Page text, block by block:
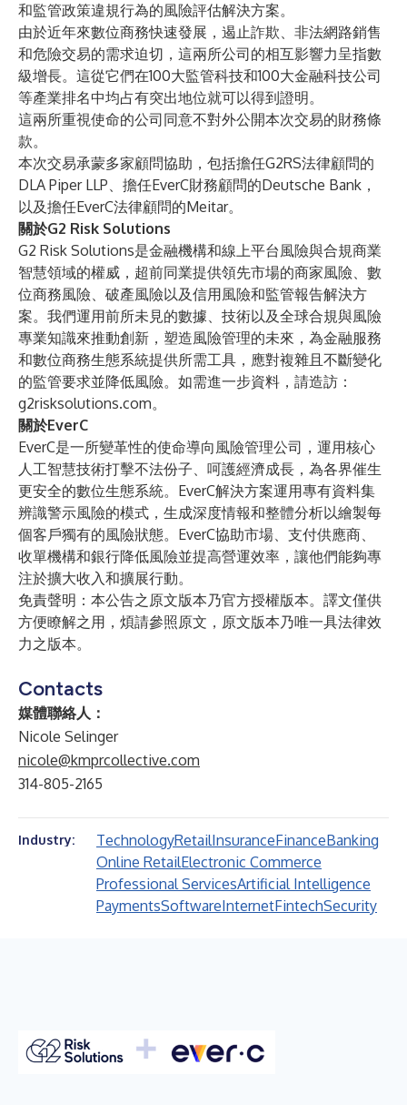
和監管政策違規行為的風險評估解決方案。
由於近年來數位商務快速發展，遏止詐欺、非法網路銷售
和危險交易的需求迫切，這兩所公司的相互影響力呈指數
級增長。這從它們在100大監管科技和100大金融科技公司
等產業排名中均占有突出地位就可以得到證明。
這兩所重視使命的公司同意不對外公開本次交易的財務條
款。
本次交易承蒙多家顧問協助，包括擔任G2RS法律顧問的
DLA Piper LLP、擔任EverC財務顧問的Deutsche Bank，
以及擔任EverC法律顧問的Meitar。
關於G2 Risk Solutions
G2 Risk Solutions是金融機構和線上平台風險與合規商業
智慧領域的權威，超前同業提供領先市場的商家風險、數
位商務風險、破產風險以及信用風險和監管報告解決方
案。我們運用前所未見的數據、技術以及全球合規與風險
專業知識來推動創新，塑造風險管理的未來，為金融服務
和數位商務生態系統提供所需工具，應對複雜且不斷變化
的監管要求並降低風險。如需進一步資料，請造訪：
g2risksolutions.com。
關於EverC
EverC是一所變革性的使命導向風險管理公司，運用核心
人工智慧技術打擊不法份子、呵護經濟成長，為各界催生
更安全的數位生態系統。EverC解決方案運用專有資料集
辨識警示風險的模式，生成深度情報和整體分析以繪製每
個客戶獨有的風險狀態。EverC協助市場、支付供應商、
收單機構和銀行降低風險並提高營運效率，讓他們能夠專
注於擴大收入和擴展行動。
免責聲明：本公告之原文版本乃官方授權版本。譯文僅供
方便瞭解之用，煩請參照原文，原文版本乃唯一具法律效
力之版本。
Contacts
媒體聯絡人：
Nicole Selinger
nicole@kmprcollective.com
314-805-2165
Industry: TechnologyRetailInsuranceFinanceBanking
Online RetailElectronic Commerce
Professional ServicesArtificial Intelligence
PaymentsSoftwareInternetFintechSecurity